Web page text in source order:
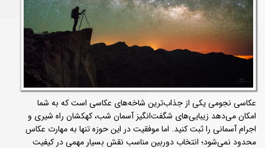
عکاسی نجومی یکی از جذاب‌ترین شاخه‌های عکاسی است که به شما
امکان می‌دهد زیبایی‌های شگفت‌انگیز آسمان شب، کهکشان راه شیری و
اجرام آسمانی را ثبت کنید. اما موفقیت در این حوزه تنها به مهارت عکاس
محدود نمی‌شود؛ انتخاب دوربین مناسب نقش بسیار مهمی در کیفیت